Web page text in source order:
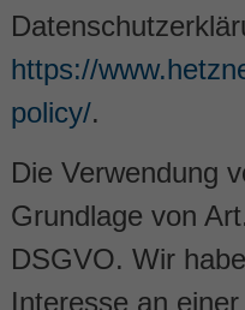
https://
policy/.
Die Verwendung
Grundlage von
DSGVO. Wir
Interesse an